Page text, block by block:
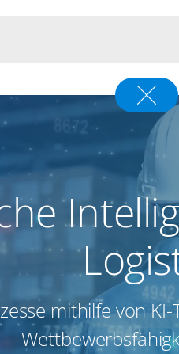
mithilfe von